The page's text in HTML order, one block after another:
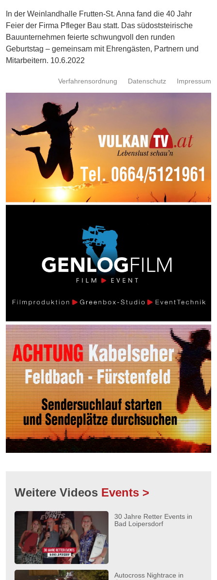
Schnöll
gfrogt
Zonen
In der Weinlandhalle Frutten-St. Anna fand die 40 Jahr
Feier der Firma Pfleger Bau statt. Das südoststeirische
Bauunternehmen feierte schwungvoll den runden
Geburtstag – gemeinsam mit Ehrengästen, Partnern und
Mitarbeitern. 10.6.2022
Impressum
Datenschutz
Verfahrensordnung
Weitere Videos Events >
30 Jahre Retter Events in
Bad Loipersdorf
Autocross Nightrace in